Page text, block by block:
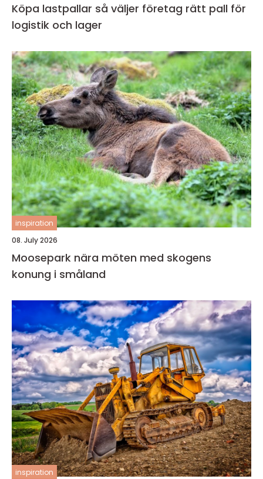
Köpa lastpallar så väljer företag rätt pall för
logistik och lager
inspiration
08. July 2026
Moosepark nära möten med skogens
konung i småland
inspiration